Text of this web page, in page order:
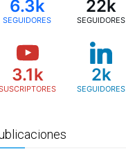
6.3k
SEGUIDORES
22k
SEGUIDORES
3.1k 2k
SEGUIDORES